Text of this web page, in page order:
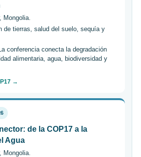
Mongolia.
de tierras, salud del suelo, sequía y
La conferencia conecta la degradación
alimentaria, agua, biodiversidad y
→
de la COP17 a la
Agua
Mongolia.